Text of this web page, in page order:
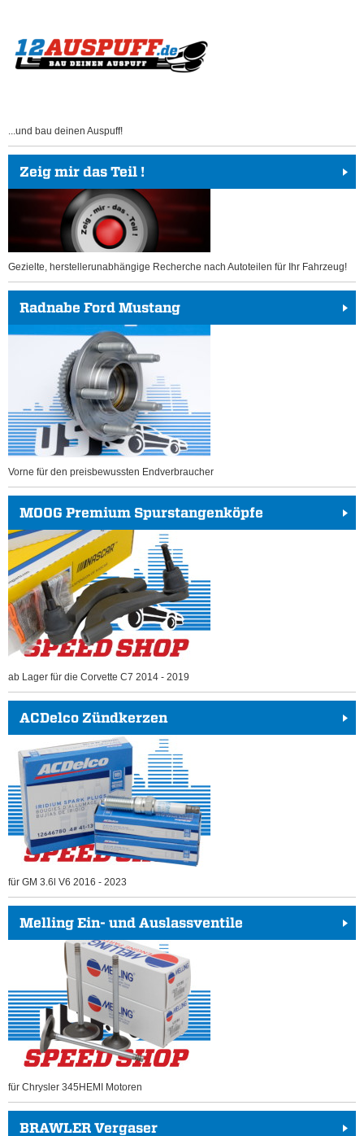
...und bau deinen Auspuff!
Zeig mir das Teil !
Gezielte, herstellerunabhängige Recherche nach Autoteilen für Ihr Fahrzeug!
Radnabe Ford Mustang
Vorne für den preisbewussten Endverbraucher
MOOG Premium Spurstangenköpfe
ab Lager für die Corvette C7 2014 - 2019
ACDelco Zündkerzen
für GM 3.6l V6 2016 - 2023
Melling Ein- und Auslassventile
für Chrysler 345HEMI Motoren
BRAWLER Vergaser